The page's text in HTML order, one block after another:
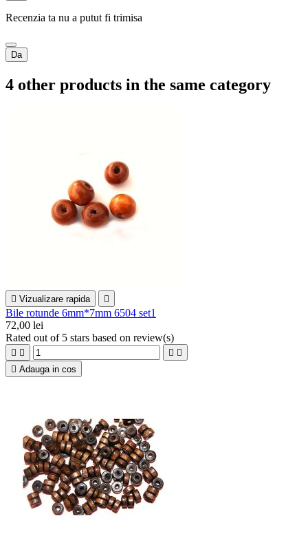
Recenzia ta nu a putut fi trimisa
Da
4 other products in the same category
 Vizualizare rapida 
Bile rotunde 6mm*7mm 6504 set1
72,00 lei
Rated out of 5 stars based on review(s)
   
 Adauga in cos